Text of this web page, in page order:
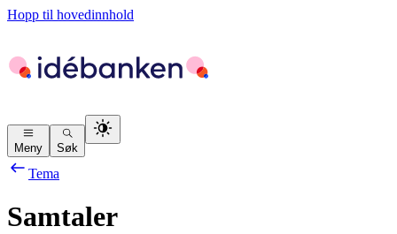
Hopp til hovedinnhold
Meny Søk
Tema
Samtaler